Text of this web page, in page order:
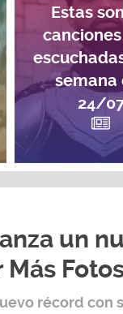
Estas
semana
24/
un
récord con